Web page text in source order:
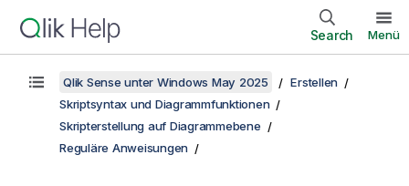
Search Menü
Qlik Sense unter Windows May 2025
Erstellen
Skriptsyntax und Diagrammfunktionen
Skripterstellung auf Diagrammebene
Reguläre Anweisungen